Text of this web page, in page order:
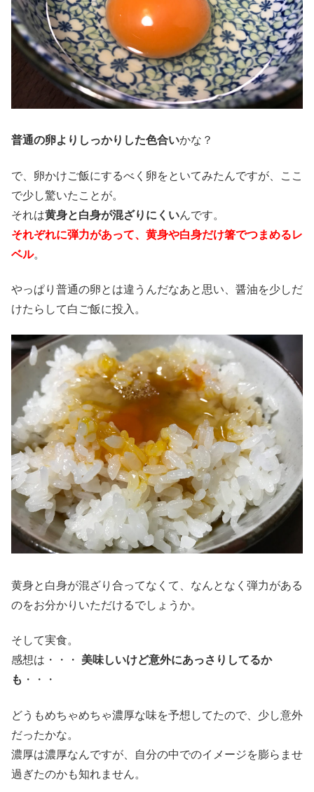
普通の卵よりしっかりした色合いかな？
で、卵かけご飯にするべく卵をといてみたんですが、ここ
で少し驚いたことが。
それは黄身と白身が混ざりにくいんです。
それぞれに弾力があって、黄身や白身だけ箸でつまめるレ
ベル。
やっぱり普通の卵とは違うんだなあと思い、醤油を少しだ
けたらして白ご飯に投入。
黄身と白身が混ざり合ってなくて、なんとなく弾力がある
のをお分かりいただけるでしょうか。
そして実食。
感想は・・・ 美味しいけど意外にあっさりしてるか
も ・・・
どうもめちゃめちゃ濃厚な味を予想してたので、少し意外
だったかな。
濃厚は濃厚なんですが、自分の中でのイメージを膨らませ
過ぎたのかも知れません。